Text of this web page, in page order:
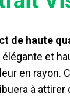
de haute
élégante et
en rayon.
à attirer